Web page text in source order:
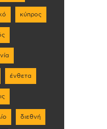
κύπρος
ένθετα
διεθνή